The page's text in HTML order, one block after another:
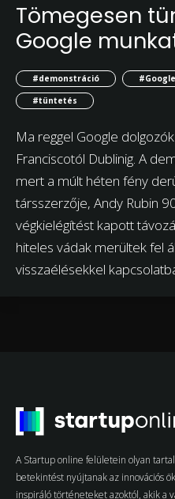
Tömegesen
Google
#demonstráció #Google
#tüntetés
Ma reggel Google
Franciscotól Dublinig. A
mert a múlt héten fény
társszerzője, Andy Rubin
végkielégítést kapott
hiteles vádak merültek fel
visszaélésekkel
A Startup online felületein olyan
betekintést nyújtanak az innovációs
inspiráló történeteket azoktól, akik a